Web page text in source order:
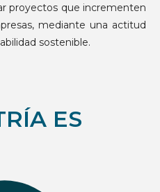
proyectos que incrementen
mediante una actitud
sostenible.
ES